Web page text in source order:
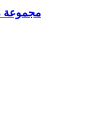
مجموعة من أفضل